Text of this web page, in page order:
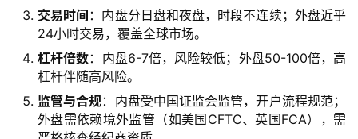
油
货
交易时间 ：内盘分日盘和夜盘，时段不连续；外盘近乎
24小时交易，覆盖全球市场。
杠杆倍数：内盘6-7倍，风险较低；外盘50-100倍，高
杠杆伴随高风险。
监管与合规：内盘受中国证监会监管，开户流程规范；
外盘需依赖境外监管（如美国CFTC、英国FCA），需